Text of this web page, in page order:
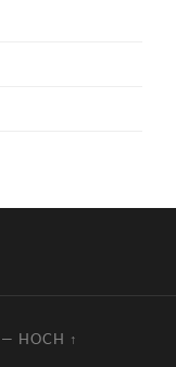
— HOCH ↑